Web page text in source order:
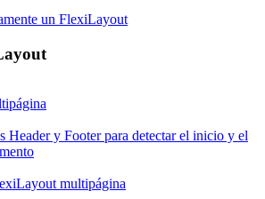
un FlexiLayout
Header y Footer para detectar el inicio y el
multipágina